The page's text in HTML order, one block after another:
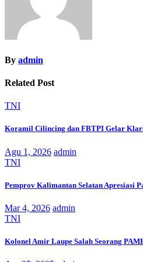
By admin
Related Post
TNI
Koramil Cilincing dan FBTPI Gelar
Agu 1, 2026 admin
TNI
Pemprov Kalimantan Selatan Apresiasi
Mar 4, 2026 admin
TNI
Kolonel Amir Laupe Salah Seorang